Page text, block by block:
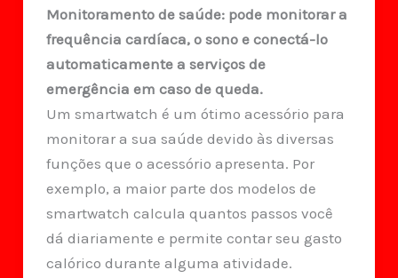
Monitoramento de saúde: pode monitorar a
frequência cardíaca, o sono e conectá-lo
automaticamente a serviços de
emergência em caso de queda.
Um smartwatch é um ótimo acessório para
monitorar a sua saúde devido às diversas
funções que o acessório apresenta. Por
exemplo, a maior parte dos modelos de
smartwatch calcula quantos passos você
dá diariamente e permite contar seu gasto
calórico durante alguma atividade.